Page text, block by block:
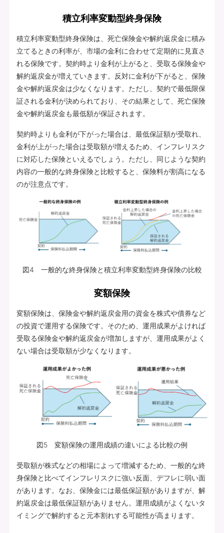
積立利率変動型終身保険
積立利率変動型終身保険は、死亡保険金や解約返戻金に積み
立てるときの利率が、市場の金利に合わせて定期的に見直さ
れる保険です。契約時より金利が上がると、受取る保険金や
解約返戻金が増えていきます。反対に金利が下がると、保険
金や解約返戻金は少なくなります。ただし、契約で最低限保
証される金利が決められており、その結果として、死亡保険
金や解約返戻金も最低額が保証されます。
契約時よりも金利が下がった場合は、最低保証額が受取れ、
金利が上がった場合は受取額が増えるため、インフレリスク
に対応した保険といえるでしょう。ただし、同じような契約
内容の一般的な終身保険と比較すると、保険料が割高になる
のが注意点です。
図4 一般的な終身保険と積立利率変動型終身保険の比較
変額保険
変額保険は、保険金や解約返戻金用の資金を株式や債券など
の投資で運用する保険です。そのため、運用成果がよければ
受取る保険金や解約返戻金が増加しますが、運用成果がよく
ない場合は受取額が少なくなります。
図5 変額保険の運用成績の違いによる比較の例
受取額が株式などの相場によって増減するため、一般的な終
身保険と比べてインフレリスクに強い反面、デフレに弱い面
があります。なお、保険金には最低保証額がありますが、解
約返戻金は最低保証額がありません。運用成績がよくないタ
イミングで解約すると元本割れする可能性が高まります。